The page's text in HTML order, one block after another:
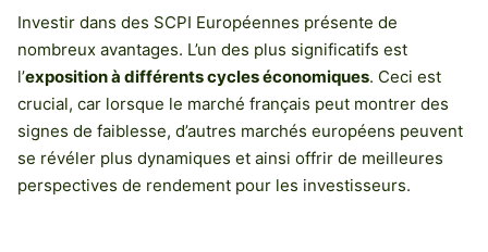
Investir dans des SCPI Européennes présente de
nombreux avantages. L’un des plus significatifs est
l’exposition à différents cycles économiques. Ceci est
crucial, car lorsque le marché français peut montrer des
signes de faiblesse, d’autres marchés européens peuvent
se révéler plus dynamiques et ainsi offrir de meilleures
perspectives de rendement pour les investisseurs.